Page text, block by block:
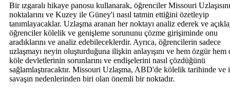
Bir ızgaralı hikaye panosu kullanarak, öğrenciler Missouri
noktalarını ve Kuzey ile Güney'i nasıl tatmin ettiğini özetleyip
tanımlayacaklar. Uzlaşma aranan her noktayı analiz ederek ve
öğrenciler kölelik ve genişleme sorununu çözme girişiminde onu
aradıklarını ve analiz edebileceklerdir. Ayrıca, öğrencilerin sadece
uzlaşmayı neyin oluşturduğuna ilişkin anlayışını ve hem özgür hem
köle devletlerinin sorunlarını ve endişelerini nasıl çözdüğünü
sağlamlaştıracaktır. Missouri Uzlaşma, ABD'de kölelik tarihinde ve
savaşın nedenlerinden biri olan önemli bir noktadır.